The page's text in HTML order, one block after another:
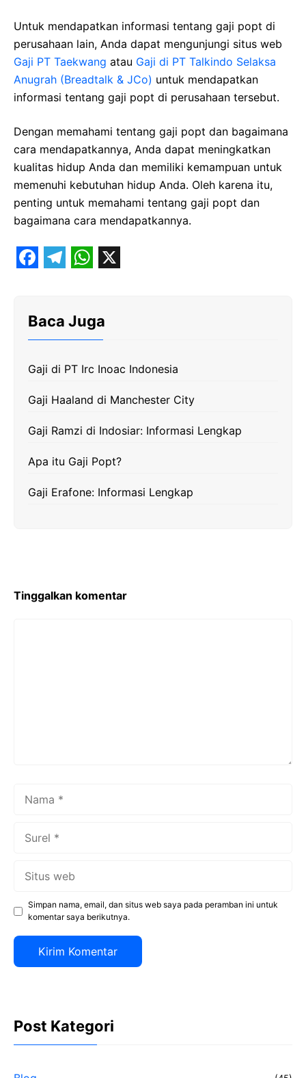
Untuk mendapatkan informasi tentang gaji popt di
perusahaan lain, Anda dapat mengunjungi situs web
Gaji PT Taekwang atau Gaji di PT Talkindo Selaksa
Anugrah (Breadtalk & JCo) untuk mendapatkan
informasi tentang gaji popt di perusahaan tersebut.
Dengan memahami tentang gaji popt dan bagaimana
cara mendapatkannya, Anda dapat meningkatkan
kualitas hidup Anda dan memiliki kemampuan untuk
memenuhi kebutuhan hidup Anda. Oleh karena itu,
penting untuk memahami tentang gaji popt dan
bagaimana cara mendapatkannya.
Baca Juga
Gaji di PT Irc Inoac Indonesia
Gaji Haaland di Manchester City
Gaji Ramzi di Indosiar: Informasi Lengkap
Apa itu Gaji Popt?
Gaji Erafone: Informasi Lengkap
Tinggalkan komentar
Simpan nama, email, dan situs web saya pada peramban ini untuk
komentar saya berikutnya.
Post Kategori